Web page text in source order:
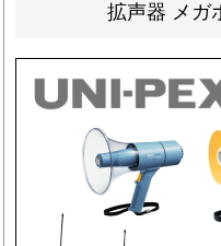
拡声器 メガ